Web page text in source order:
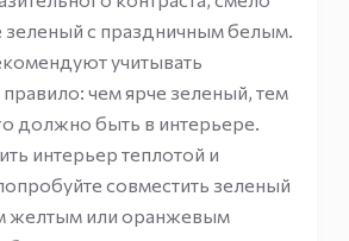
зеленый с праздничным белым.
учитывать
чем ярче зеленый, тем
должно быть в интерьере.
интерьер теплотой и
совместить зеленый
желтым или оранжевым